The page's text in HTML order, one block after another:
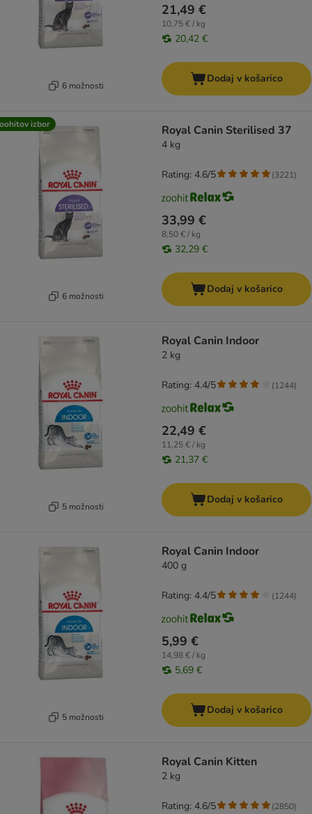
6 možnosti
21,49 €
10,75 € / kg
20,42 €
Dodaj v košarico
izbor
6 možnosti
Royal Canin Sterilised 37
4 kg
33,99 €
8,50 € / kg
32,29 €
Rating: 4.6/5 (3221)
Dodaj v košarico
5 možnosti
Royal Canin Indoor
2 kg
22,49 €
11,25 € / kg
21,37 €
Rating: 4.4/5 (1244)
Dodaj v košarico
5 možnosti
Royal Canin Indoor
400 g
5,99 €
14,98 € / kg
5,69 €
Rating: 4.4/5 (1244)
Dodaj v košarico
Royal Canin Kitten
2 kg
Rating: 4.6/5 (2850)